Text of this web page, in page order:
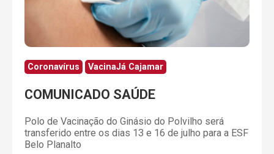
Coronavírus VacinaJá Cajamar
COMUNICADO SAÚDE
Polo de Vacinação do Ginásio do Polvilho será
transferido entre os dias 13 e 16 de julho para a ESF
Belo Planalto